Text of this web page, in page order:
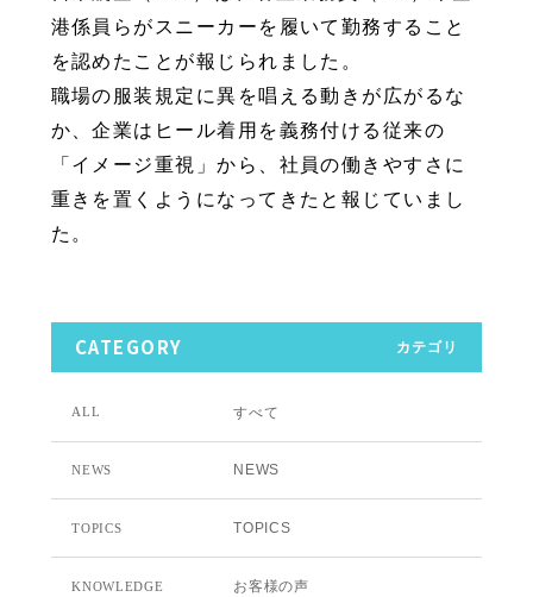
港係員らがスニーカーを履いて勤務すること
を認めたことが報じられました。
職場の服装規定に異を唱える動きが広がるな
か、企業はヒール着用を義務付ける従来の
「イメージ重視」から、社員の働きやすさに
重きを置くようになってきたと報じていまし
た。
CATEGORY カテゴリ
ALL すべて
NEWS NEWS
TOPICS TOPICS
KNOWLEDGE お客様の声